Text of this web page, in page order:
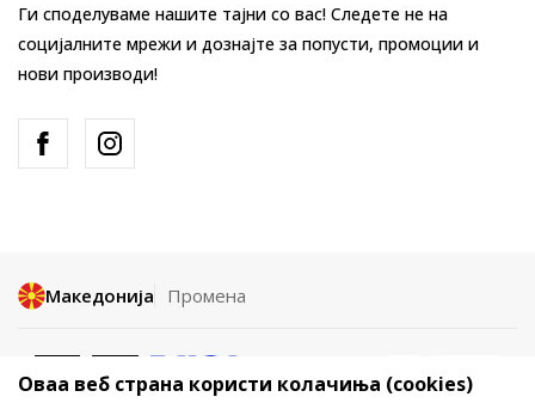
Ги споделуваме нашите тајни со вас! Следете не на
социјалните мрежи и дознајте за попусти, промоции и
нови производи!
Македонија Промена
Оваа веб страна користи колачиња (cookies)